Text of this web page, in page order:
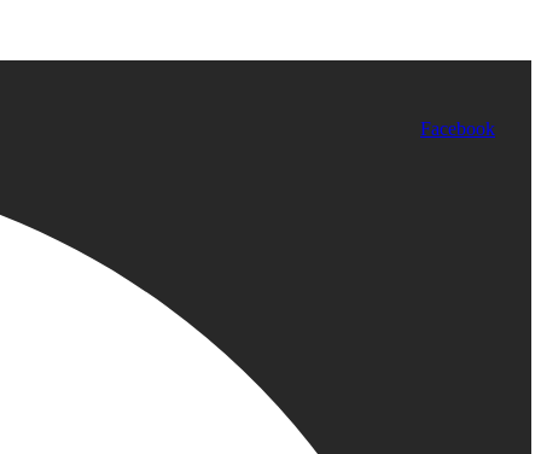
Facebook